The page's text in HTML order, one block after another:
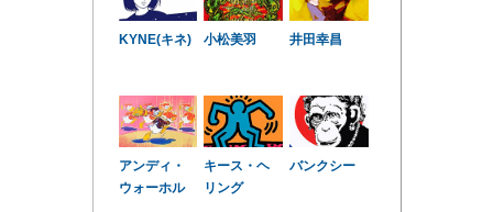
KYNE(キネ) 小松美羽 井田幸昌
アンディ・
ウォーホル
キース・ヘ
リング
バンクシー